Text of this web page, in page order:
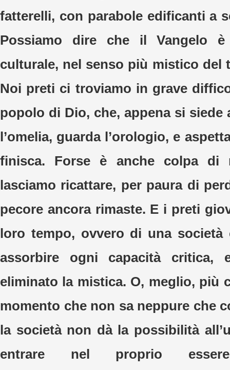
fatterelli, con parabole edificanti a
Possiamo dire che il Vangelo è
culturale, nel senso più mistico del
Noi preti ci troviamo in grave
popolo di Dio, che, appena si siede
l’omelia, guarda l’orologio, e
finisca. Forse è anche colpa
lasciamo ricattare, per paura di
pecore ancora rimaste. E i preti
loro tempo, ovvero di una società
assorbire ogni capacità critica,
eliminato la mistica. O, meglio, più
momento che non sa neppure che
la società non dà la possibilità
entrare nel proprio